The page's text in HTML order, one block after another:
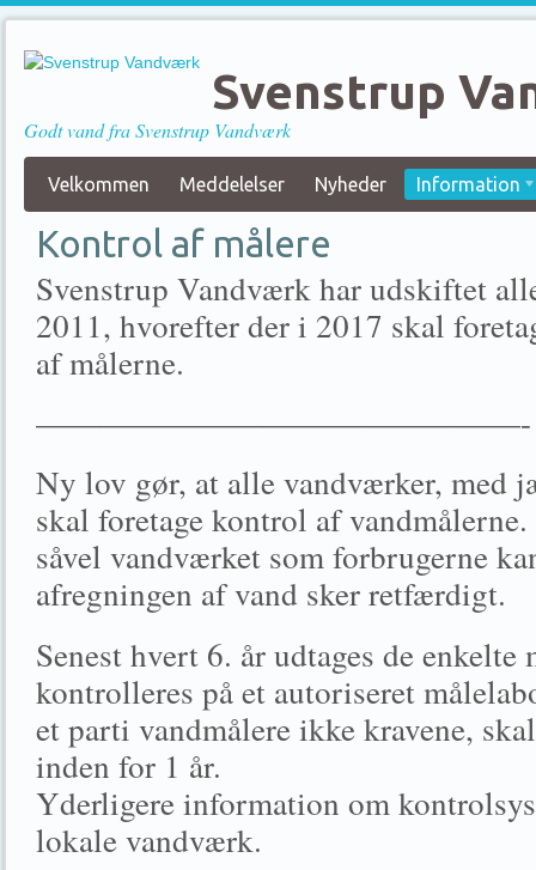
Svenstrup
Godt vand fra Svenstrup Vandværk
Velkommen Meddelelser Nyheder Information
Kontrol af målere
Svenstrup Vandværk har udskiftet
2011, hvorefter der i 2017 skal
af målerne.
———————————————-
Ny lov gør, at alle vandværker, med
skal foretage kontrol af
såvel vandværket som forbrugerne
afregningen af vand sker retfærdigt.
Senest hvert 6. år udtages de enkelte
kontrolleres på et autoriseret
et parti vandmålere ikke kravene,
inden for 1 år.
Yderligere information om
lokale vandværk.